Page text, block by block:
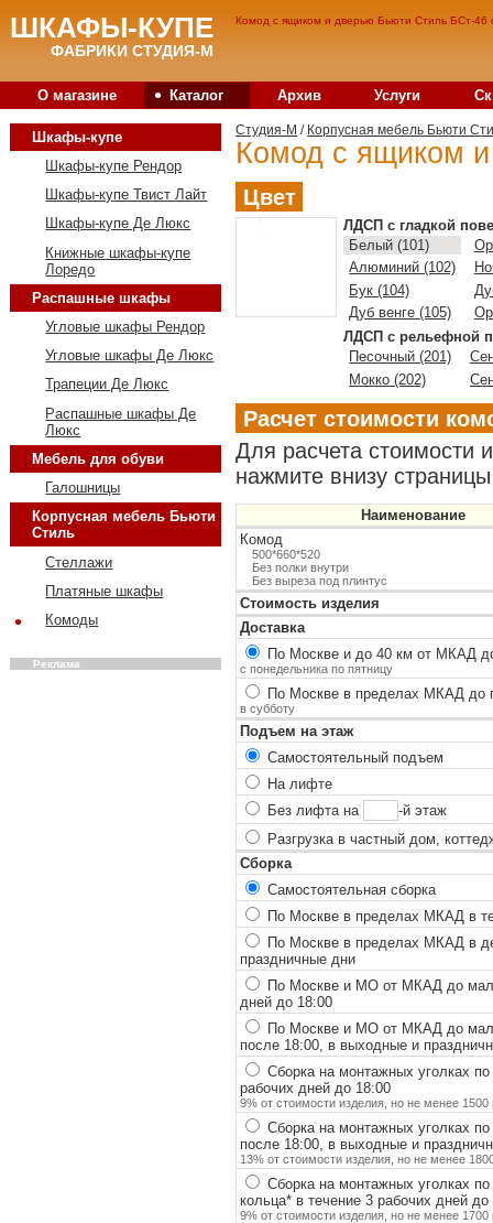
Комод с ящиком и дверью Бьюти Стиль БСт-46
ШКАФЫ-КУПЕ
ФАБРИКИ СТУДИЯ-М
О магазине • Каталог Архив Услуги
Студия-M / Корпусная мебель Бьюти
Комод с ящиком
Цвет
ЛДСП с гладкой
Белый (101)
Алюминий (102)
Бук (104)
Дуб венге (105)
ЛДСП с рельефной
Песочный (201)
Мокко (202)
Расчет стоимости
Для расчета стоимости
нажмите внизу
Наименование
Комод
500*660*520
Без полки внутри
Без выреза под плинтус
Стоимость изделия
Доставка
По Москве и до 40 км от МКАД
с понедельника по пятницу
По Москве в пределах МКАД до
в субботу
Подъем на этаж
Самостоятельный подъем
На лифте
Без лифта на
-й этаж
Разгрузка в частный дом,
Сборка
Самостоятельная сборка
По Москве в пределах МКАД в
По Москве в пределах МКАД в
праздничные дни
По Москве и МО от МКАД до
дней до 18:00
По Москве и МО от МКАД до
после 18:00, в выходные и
Сборка на монтажных уголках
рабочих дней до 18:00
9% от стоимости изделия, но не менее 1500
Сборка на монтажных уголках
после 18:00, в выходные и
13% от стоимости изделия, но не менее
Сборка на монтажных уголках
кольца*в течение 3 рабочих дней до
9% от стоимости изделия, но не менее 1700
Шкафы-купе
Шкафы-купе Рендор
Шкафы-купе Твист Лайт
Шкафы-купе Де Люкс
Книжные шкафы-купе
Лоредо
Распашные шкафы
Угловые шкафы Рендор
Угловые шкафы Де Люкс
Трапеции Де Люкс
Распашные шкафы Де
Люкс
Мебель для обуви
Галошницы
Корпусная мебель Бьюти
Стиль
Стеллажи
Платяные шкафы
Комоды
•
Реклама